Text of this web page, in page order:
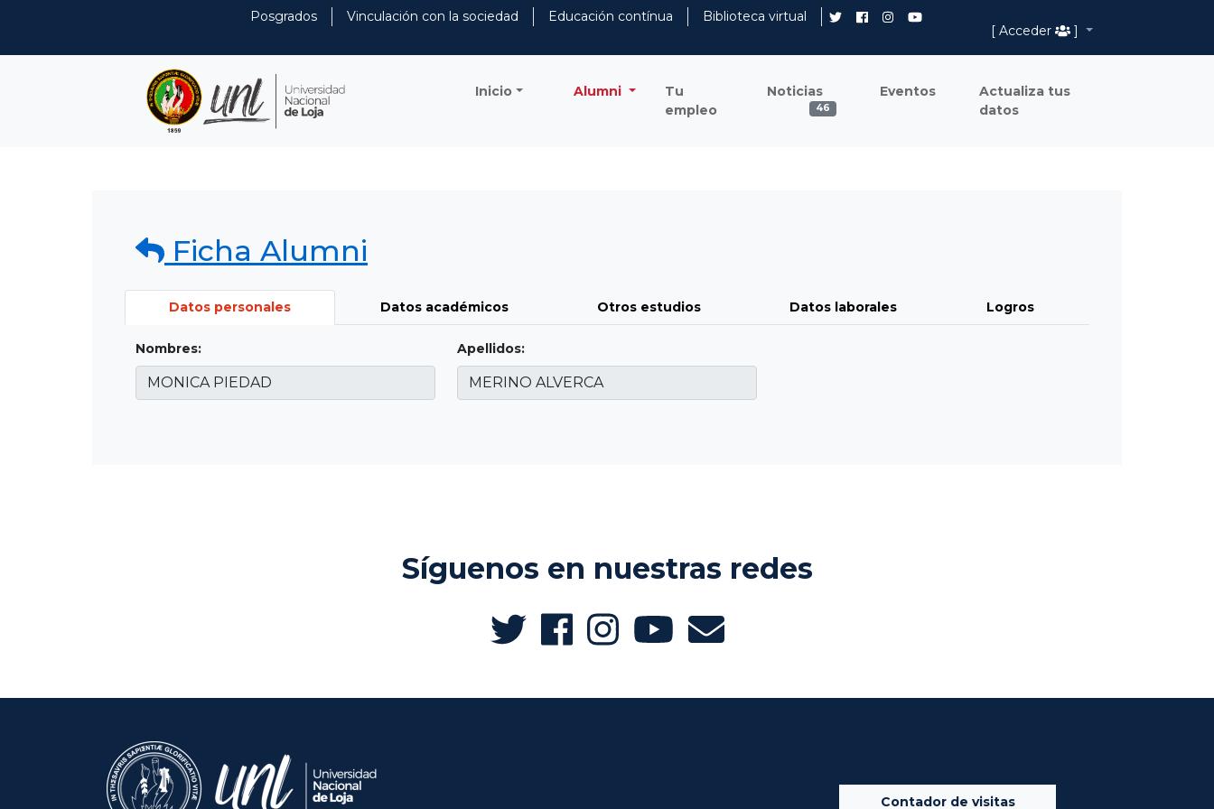
Posgrados Vinculación con la sociedad Educación contínua
Biblioteca virtual
[ Acceder
]
Inicio Alumni
Tu
empleo
Noticias
46
Eventos
Actualiza tus
datos
Ficha Alumni
Datos personales Datos académicos Otros estudios Datos laborales Logros
Nombres: Apellidos:
Síguenos en nuestras redes
Contador de visitas